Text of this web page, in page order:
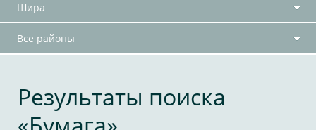
Шира
Все районы
Результаты поиска